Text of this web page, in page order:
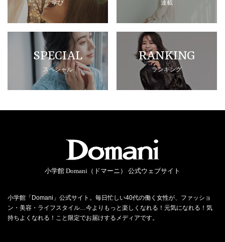
学び 連載
SPECIAL
スペシャル
RANKING
ランキング
小学館 Domani（ドマーニ） 公式ウェブサイト
小学館「Domani」公式サイト。毎日忙しい40代の働く女性が、ファッショ
ン・美容・ライフスタイル…今よりもっと楽しくなれる！元気になれる！気
持ちよくなれる！こと限定でお届けするメディアです。